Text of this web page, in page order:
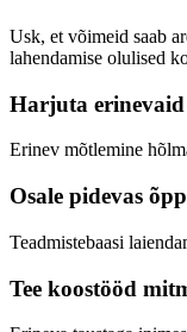
Usk, et võimeid saab
lahendamise olulised
Harjuta
Erinev mõtlemine
Osale pidevas
Teadmistebaasi
Tee koostööd